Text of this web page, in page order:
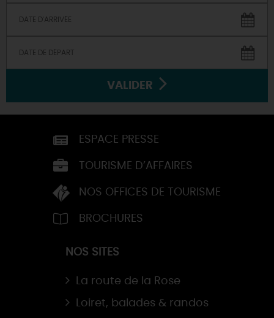
VALIDER
ESPACE PRESSE
TOURISME D’AFFAIRES
NOS OFFICES DE TOURISME
BROCHURES
NOS SITES
La route de la Rose
Loiret, balades & randos